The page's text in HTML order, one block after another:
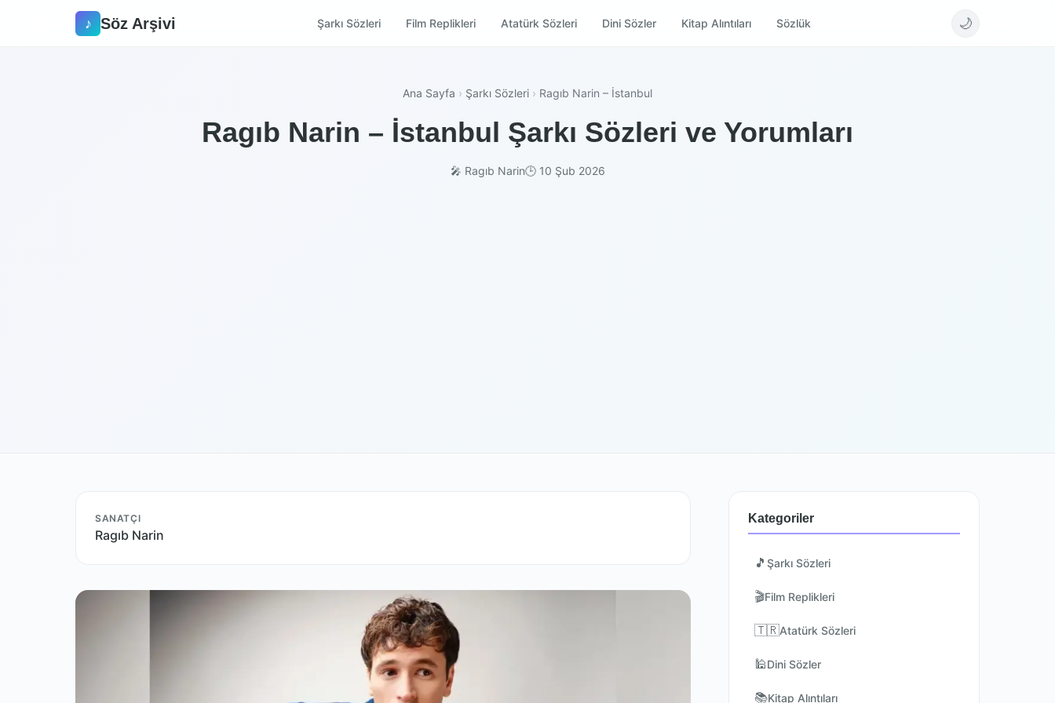
♪ Söz Arşivi Şarkı Sözleri Film Replikleri Atatürk Sözleri Dini Sözler Kitap Alıntıları Sözlük 🌙
Ana Sayfa › Şarkı Sözleri › Ragıb Narin – İstanbul
Ragıb Narin – İstanbul Şarkı Sözleri ve Yorumları
🎤 Ragıb Narin🕒 10 Şub 2026
SANATÇI
Ragıb Narin
Kategoriler
🎵 Şarkı Sözleri
🎬Film Replikleri
🇹🇷Atatürk Sözleri
🕌Dini Sözler
📚Kitap Alıntıları